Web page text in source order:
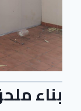
بناء